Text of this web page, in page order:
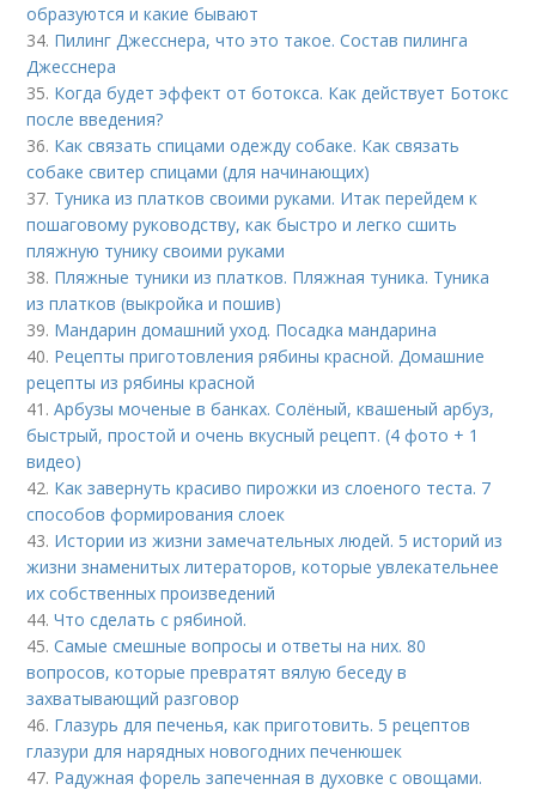
образуются и какие бывают
34. Пилинг Джесснера, что это такое. Состав пилинга
Джесснера
35. Когда будет эффект от ботокса. Как действует Ботокс
после введения?
36. Как связать спицами одежду собаке. Как связать
собаке свитер спицами (для начинающих)
37. Туника из платков своими руками. Итак перейдем к
пошаговому руководству, как быстро и легко сшить
пляжную тунику своими руками
38. Пляжные туники из платков. Пляжная туника. Туника
из платков (выкройка и пошив)
39. Мандарин домашний уход. Посадка мандарина
40. Рецепты приготовления рябины красной. Домашние
рецепты из рябины красной
41.Арбузы моченые в банках. Солёный, квашеный арбуз,
быстрый, простой и очень вкусный рецепт. (4 фото + 1
видео)
42. Как завернуть красиво пирожки из слоеного теста. 7
способов формирования слоек
43. Истории из жизни замечательных людей. 5 историй из
жизни знаменитых литераторов, которые увлекательнее
их собственных произведений
44.Что сделать с рябиной.
45.Самые смешные вопросы и ответы на них. 80
вопросов, которые превратят вялую беседу в
захватывающий разговор
46. Глазурь для печенья, как приготовить. 5 рецептов
глазури для нарядных новогодних печенюшек
47. Радужная форель запеченная в духовке с овощами.